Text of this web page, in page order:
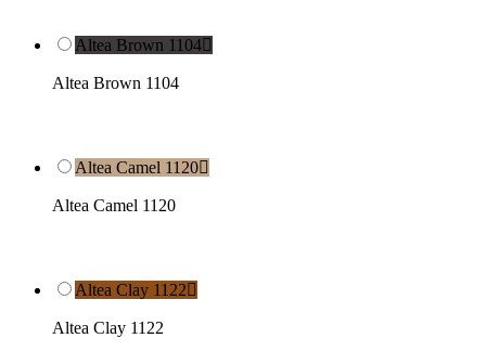
Altea Brown 1104
Altea Brown 1104
Altea Camel 1120
Altea Camel 1120
Altea Clay 1122
Altea Clay 1122